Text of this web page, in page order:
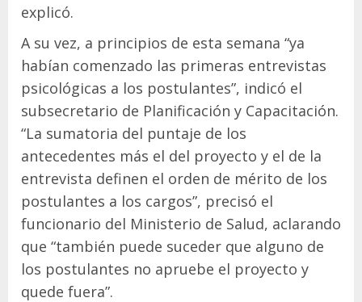
explicó.
A su vez, a principios de esta semana “ya
habían comenzado las primeras entrevistas
psicológicas a los postulantes”, indicó el
subsecretario de Planificación y Capacitación.
“La sumatoria del puntaje de los
antecedentes más el del proyecto y el de la
entrevista definen el orden de mérito de los
postulantes a los cargos”, precisó el
funcionario del Ministerio de Salud, aclarando
que “también puede suceder que alguno de
los postulantes no apruebe el proyecto y
quede fuera”.